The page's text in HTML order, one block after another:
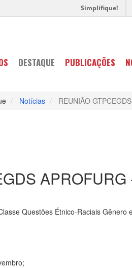
Simplifique!
DESTAQUE PUBLICAÇÕES
Notícias REUNIÃO
Questões Étnico-Raciais